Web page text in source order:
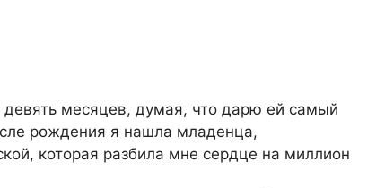
месяцев, думая, что дарю ей самый
рождения я нашла младенца,
которая разбила мне сердце на миллион